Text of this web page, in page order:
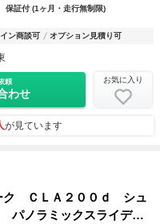
保証付 (1ヶ月・走行無制限)
ン商談可 オプション見積り可
頼
わせ
お気に入り
が見ています
ク ＣＬＡ２００ｄ シュ
ノラミックスライディ